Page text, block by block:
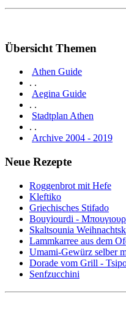
Übersicht Themen
Athen Guide
. .
Aegina Guide
. .
Stadtplan Athen
. .
Archive 2004 - 2019
Neue Rezepte
Roggenbrot mit Hefe
Kleftiko
Griechisches Stifado
Bouyiourdi -
Skaltsounia
Lammkarree aus dem
Umami-Gewürz selber
Dorade vom Grill -
Senfzucchini